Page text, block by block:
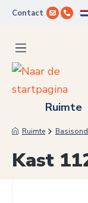
Ga naar de
Contact
Ruimte
Ruimte
Kast